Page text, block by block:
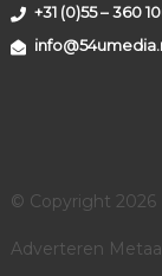
+31 (0)55 – 360
© Copyright 2026
Adverteren